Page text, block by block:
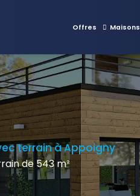
Offres Maisons
terrain à Appoigny
de 543 m²